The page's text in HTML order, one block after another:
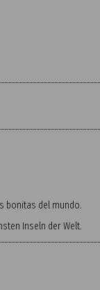
bonitas del mundo.
Inseln der Welt.